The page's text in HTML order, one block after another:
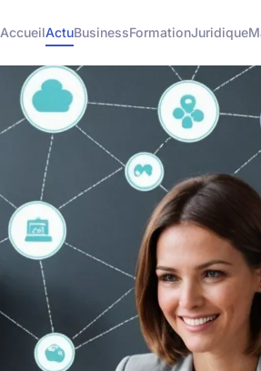
AccueilActuBusinessFormationJuridique